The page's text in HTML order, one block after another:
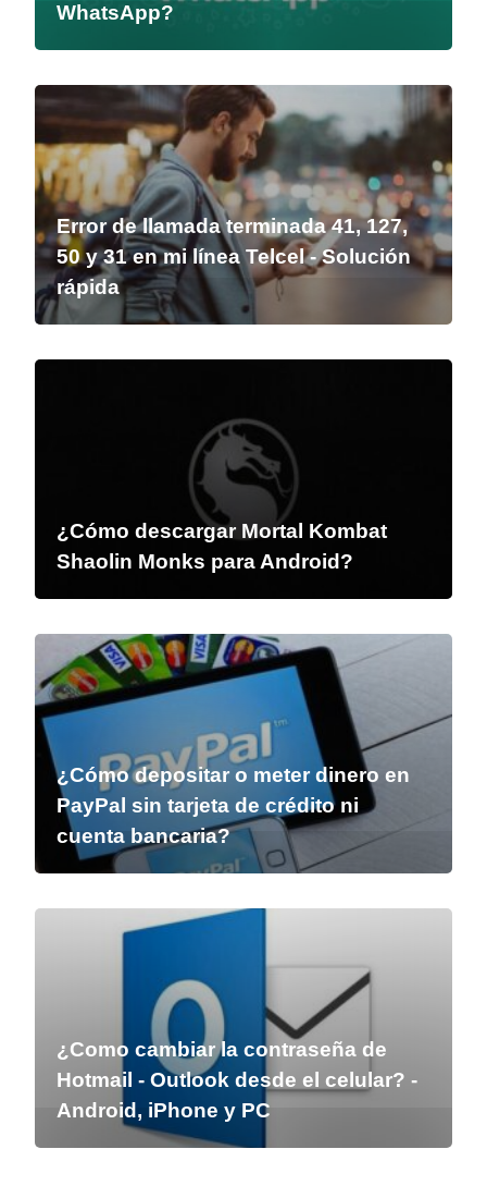
WhatsApp?
Error de llamada terminada 41, 127,
50 y 31 en mi línea Telcel - Solución
rápida
¿Cómo descargar Mortal Kombat
Shaolin Monks para Android?
¿Cómo depositar o meter dinero en
PayPal sin tarjeta de crédito ni
cuenta bancaria?
¿Como cambiar la contraseña de
Hotmail - Outlook desde el celular? -
Android, iPhone y PC